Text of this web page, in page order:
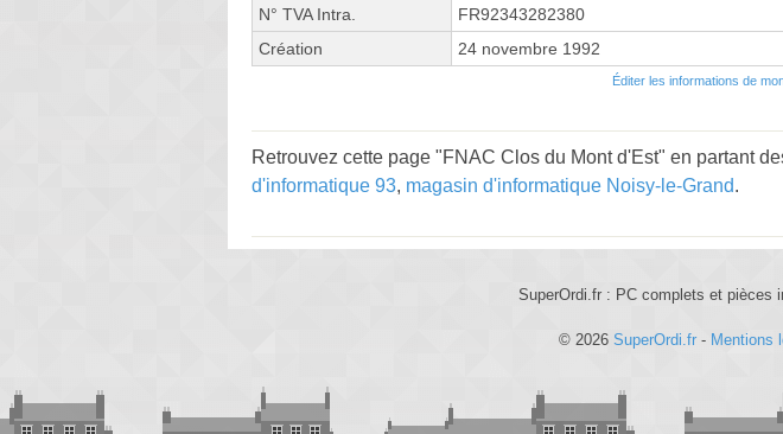
N° TVA Intra.
FR92343282380
Création
24 novembre 1992
Éditer les informations de
Retrouvez cette page "FNAC Clos du Mont d'Est" en partant
d'informatique 93, magasin d'informatique Noisy-le-Grand.
SuperOrdi.fr : PC complets et pièces
© 2026 SuperOrdi.fr - Mentions